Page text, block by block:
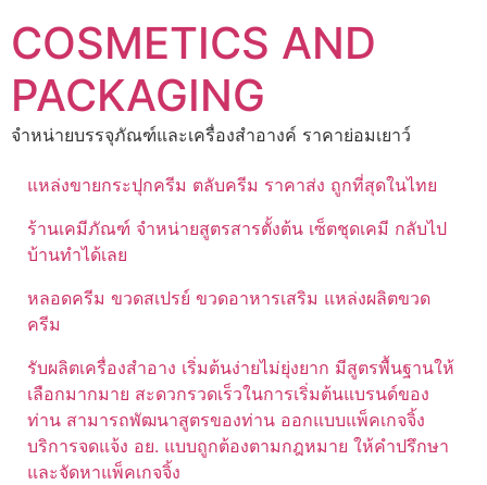
to
content
COSMETICS AND
PACKAGING
จำหน่ายบรรจุภัณฑ์และเครื่องสำอางค์ ราคาย่อมเยาว์
แหล่งขายกระปุกครีม ตลับครีม ราคาส่ง ถูกที่สุดในไทย
ร้านเคมีภัณฑ์ จำหน่ายสูตรสารตั้งต้น เซ็ตชุดเคมี กลับไป
บ้านทำได้เลย
หลอดครีม ขวดสเปรย์ ขวดอาหารเสริม แหล่งผลิตขวด
ครีม
รับผลิตเครื่องสำอาง เริ่มต้นง่ายไม่ยุ่งยาก มีสูตรพื้นฐานให้
เลือกมากมาย สะดวกรวดเร็วในการเริ่มต้นแบรนด์ของ
ท่าน สามารถพัฒนาสูตรของท่าน ออกแบบแพ็คเกจจิ้ง
บริการจดแจ้ง อย. แบบถูกต้องตามกฎหมาย ให้คำปรึกษา
และจัดหาแพ็คเกจจิ้ง